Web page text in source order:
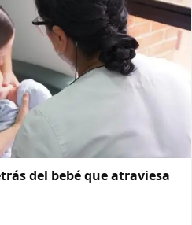
del bebé que atraviesa